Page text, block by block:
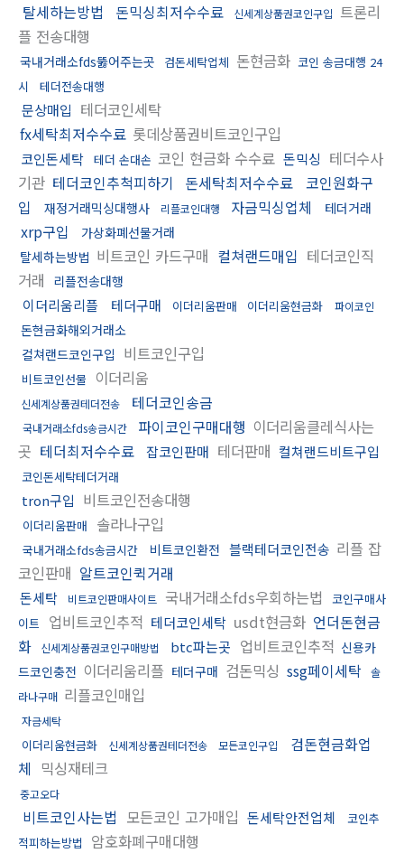
탈세하는방법 돈믹싱최저수수료 신세계상품권코인구입 트론리
플 전송대행
국내거래소fds뚫어주는곳 검돈세탁업체 돈현금화 코인 송금대행 24
시
테더전송대행
문상매입 테더코인세탁
fx세탁최저수수료 롯데상품권비트코인구입
코인돈세탁 테더 손대손 코인 현금화 수수료 돈믹싱 테더수사
기관 테더코인추척피하기 돈세탁최저수수료 코인원화구
입
재정거래믹싱대행사 리플코인대행 자금믹싱업체 테더거래
xrp구입
가상화폐선물거래
탈세하는방법 비트코인 카드구매 컬쳐랜드매입 테더코인직
거래 리플전송대행
이더리움리플 테더구매 이더리움판매 이더리움현금화 파이코인
돈현금화해외거래소
컬쳐랜드코인구입 비트코인구입
비트코인선물 이더리움
신세계상품권테더전송 테더코인송금
국내거래소fds송금시간 파이코인구매대행 이더리움클레식사는
곳 테더최저수수료 잡코인판매 테더판매 컬쳐랜드비트구입
코인돈세탁테더거래
tron구입 비트코인전송대행
이더리움판매 솔라나구입
국내거래소fds송금시간 비트코인환전 블랙테더코인전송 리플 잡
코인판매 알트코인퀵거래
돈세탁 비트코인판매사이트 국내거래소fds우회하는법
코인구매사
이트
업비트코인추적 테더코인세탁 usdt현금화 언더돈현금
화
신세계상품권코인구매방법 btc파는곳 업비트코인추적 신용카
드코인충전 이더리움리플 테더구매 검돈믹싱 ssg페이세탁 솔
라나구매 리플코인매입
자금세탁
이더리움현금화 신세계상품권테더전송 모든코인구입
검돈현금화업
체 믹싱재테크
중고오다
비트코인사는법 모든코인 고가매입 돈세탁안전업체
코인추
적피하는방법
암호화폐구매대행